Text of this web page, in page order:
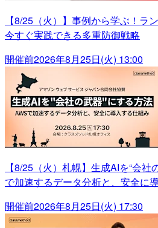
【8/25（火）】事例から学ぶ！ラ
今すぐ実践できる多重防御戦略
開催前2026年8月25日(火) 13:00
【8/25（火）札幌】生成AIを“会
で加速するデータ分析と、安全に
開催前2026年8月25日(火) 17:30